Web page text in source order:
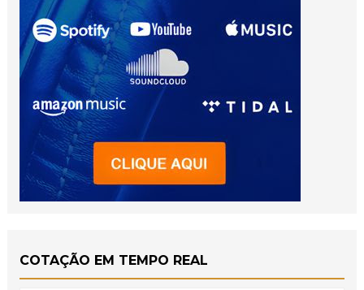
COTAÇÃO EM TEMPO REAL